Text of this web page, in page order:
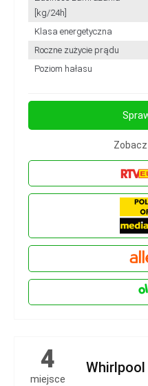
[kg/24h]
Klasa energetyczna
Roczne zużycie prądu
Poziom hałasu
4
miejsce
Whirlpool